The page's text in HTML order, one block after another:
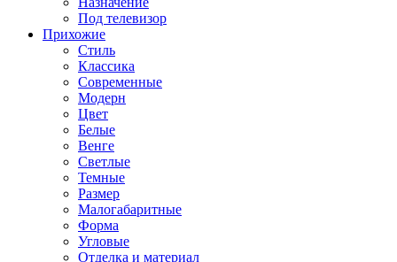
Под телевизор
Прихожие
Стиль
Классика
Современные
Модерн
Цвет
Белые
Венге
Светлые
Темные
Размер
Малогабаритные
Форма
Угловые
Отделка и материал